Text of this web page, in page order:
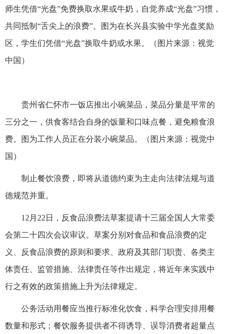
师生凭借“光盘”免费换取水果或牛奶，自觉养成“光盘”习惯，
共同抵制“舌尖上的浪费”。图为在长兴县实验中学光盘奖励
区，学生们凭借“光盘”换取牛奶或水果。（图片来源：视觉
中国）
贵州省仁怀市一饭店推出小碗菜品，菜品分量是平常的
三分之一，供食客结合自身的饭量和口味点餐，避免粮食浪
费。图为工作人员正在分装小碗菜品。（图片来源：视觉中
国）
制止餐饮浪费，即将从道德约束为主走向法律法规与道
德规范并重。
12月22日，反食品浪费法草案提请十三届全国人大常委
会第二十四次会议审议。草案分别对食品和食品浪费的定
义、反食品浪费的原则和要求、政府及其部门职责、各类主
体责任、监管措施、法律责任等作出规定，将近年来实践中
行之有效的政策措施上升为法律规定。
公务活动用餐应当推行标准化饮食，科学合理安排用餐
数量和形式；餐饮服务提供者不得诱导、误导消费者超量点